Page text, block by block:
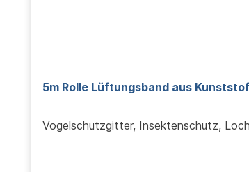
5m Rolle Lüftungsband aus
Vogelschutzgitter, Insektenschutz,